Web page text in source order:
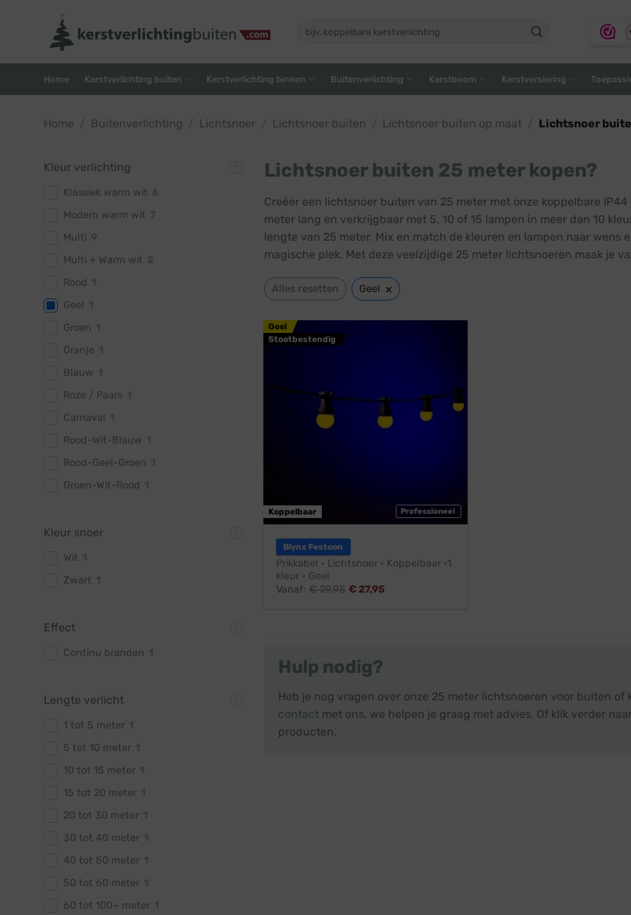
naar:
Home Kerstverlichting buiten Kerstverlichting binnen Buitenverlichting Kerstboom Kerstversiering
Home Buitenverlichting Lichtsnoer Lichtsnoer buiten Lichtsnoer buiten op maat Lichtsnoer
Kleur verlichting
Klassiek warm wit
Modern warm wit
Multi
Multi + Warm wit
Rood
Geel
Groen
Oranje
Blauw
Roze / Paars
Carnaval
Rood-Wit-Blauw
Rood-Geel-Groen
Groen-Wit-Rood
Kleur snoer
Wit
Zwart
Effect
Continu branden
Lengte verlicht
1 tot 5 meter
5 tot 10 meter
10 tot 15 meter
15 tot 20 meter
20 tot 30 meter
30 tot 40 meter
40 tot 50 meter
50 tot 60 meter
60 tot 100+ meter
Lichtsnoer buiten 25 meter kopen?
Creëer een lichtsnoer buiten van 25 meter met onze koppelbare
meter lang en verkrijgbaar met 5, 10 of 15 lampen in meer dan 10
lengte van 25 meter. Mix en match de kleuren en lampen naar
magische plek. Met deze veelzijdige 25 meter lichtsnoeren maak je
Alles resetten Geel ×
Geel
Stootbestendig
Professioneel
Koppelbaar
Blynx Festoon
Prikkabel · Lichtsnoer · Koppelbaar ·1
kleur · Geel
Vanaf: €29,95 €27,95
Hulp nodig?
Heb je nog vragen over onze 25 meter lichtsnoeren voor buiten
contact met ons, we helpen je graag met advies. Of klik verder
producten.